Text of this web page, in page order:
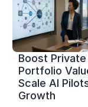
Boost
Portfolio
Scale AI
Growth